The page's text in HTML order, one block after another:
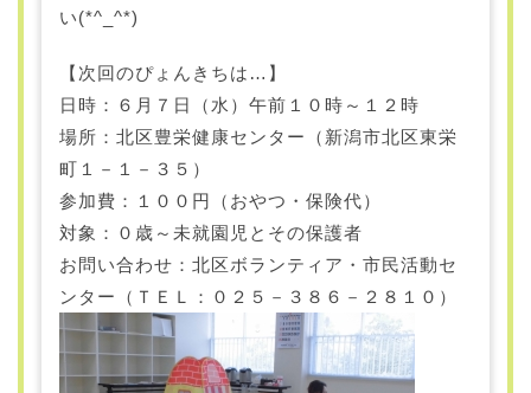
い(*^_^*)
【次回のぴょんきちは…】
日時：６月７日（水）午前１０時～１２時
場所：北区豊栄健康センター（新潟市北区東栄
町１－１－３５）
参加費：１００円（おやつ・保険代）
対象：０歳～未就園児とその保護者
お問い合わせ：北区ボランティア・市民活動セ
ンター（ＴＥＬ：０２５－３８６－２８１０）